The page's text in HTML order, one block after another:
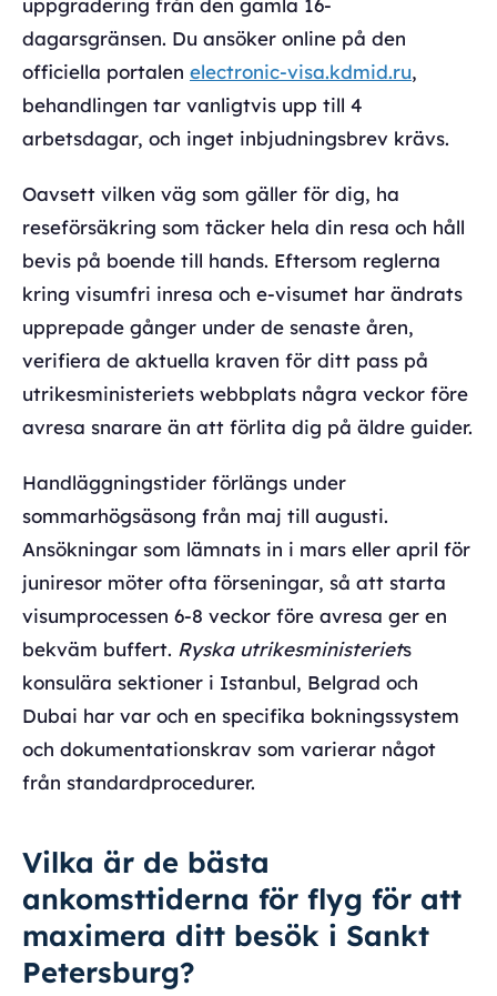
uppgradering från den gamla 16-
dagarsgränsen. Du ansöker online på den
officiella portalen electronic-visa.kdmid.ru,
behandlingen tar vanligtvis upp till 4
arbetsdagar, och inget inbjudningsbrev krävs.
Oavsett vilken väg som gäller för dig, ha
reseförsäkring som täcker hela din resa och håll
bevis på boende till hands. Eftersom reglerna
kring visumfri inresa och e-visumet har ändrats
upprepade gånger under de senaste åren,
verifiera de aktuella kraven för ditt pass på
utrikesministeriets webbplats några veckor före
avresa snarare än att förlita dig på äldre guider.
Handläggningstider förlängs under
sommarhögsäsong från maj till augusti.
Ansökningar som lämnats in i mars eller april för
juniresor möter ofta förseningar, så att starta
visumprocessen 6-8 veckor före avresa ger en
bekväm buffert. Ryska utrikesministeriets
konsulära sektioner i Istanbul, Belgrad och
Dubai har var och en specifika bokningssystem
och dokumentationskrav som varierar något
från standardprocedurer.
Vilka är de bästa
ankomsttiderna för flyg för att
maximera ditt besök i Sankt
Petersburg?